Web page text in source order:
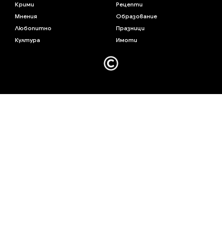
Крими
Мнения
Любопитно
Култура
Рецепти
Образование
Празници
Имоти